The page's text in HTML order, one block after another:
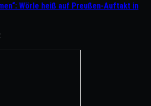
Wörle heiß auf Preußen-Auftakt in